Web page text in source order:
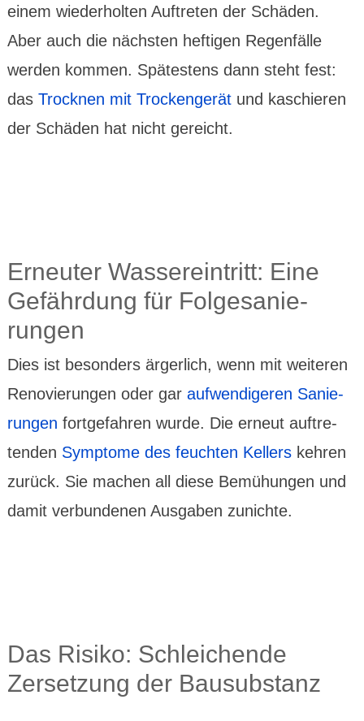
einem wieder­holten Auftreten der Schäden.
Aber auch die nächsten hef­tigen Regen­fälle
werden kommen. Spätestens dann steht fest:
das Trocknen mit Trocken­gerätund kaschieren
der Schäden hat nicht gereicht.
Erneuter Wasser­ein­tritt: Eine
Gefähr­dung für Folge­sanie­
rungen
Dies ist beson­ders ärgerlich, wenn mit weiteren
Reno­vie­rungen oder gar auf­wendi­geren Sanie­
rungen fort­gefahren wurde. Die erneut auftre­
tenden Symptome des feuchten Kellerskehren
zurück. Sie machen all diese Bemü­hungen und
damit verbun­denen Ausgaben zunichte.
Das Risiko: Schlei­chende
Zerset­zung der Bausubs­tanz